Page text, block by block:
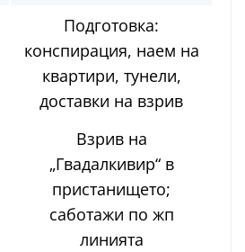
Подготовка:
конспирация, наем на
квартири, тунели,
доставки на взрив
Взрив на
„Гвадалкивир“ в
пристанището;
саботажи по жп
линията